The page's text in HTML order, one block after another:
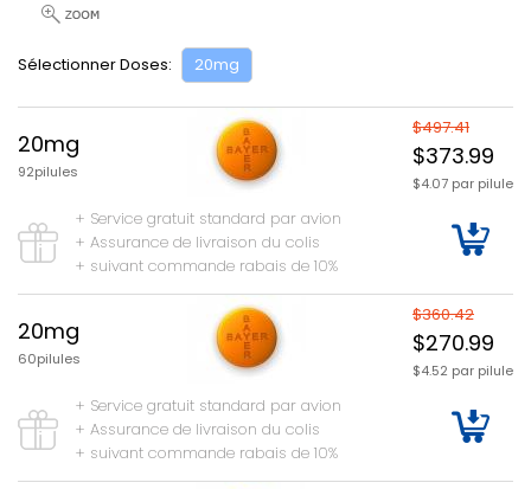
Sélectionner Doses: 20mg
20mg
92pilules
$497.41
$373.99
$4.07 par pilule
+ Service gratuit standard par avion
+ Assurance de livraison du colis
+ suivant commande rabais de 10%
20mg
60pilules
$360.42
$270.99
$4.52 par pilule
+ Service gratuit standard par avion
+ Assurance de livraison du colis
+ suivant commande rabais de 10%